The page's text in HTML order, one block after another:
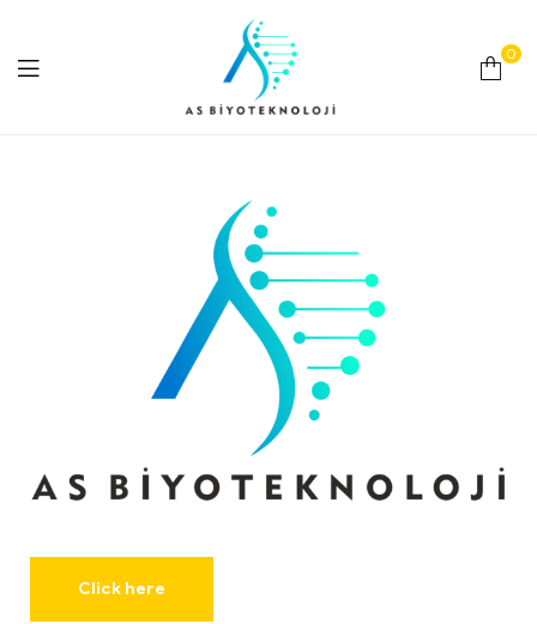
Biyoteknoloji
0
Biyoteknoloji
Click here